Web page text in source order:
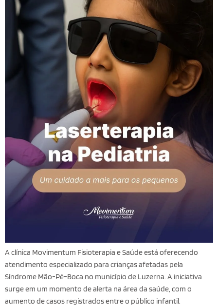
A clínica Movimentum Fisioterapia e Saúde está oferecendo
atendimento especializado para crianças afetadas pela
Síndrome Mão-Pé-Boca no município de Luzerna. A iniciativa
surge em um momento de alerta na área da saúde, com o
aumento de casos registrados entre o público infantil.